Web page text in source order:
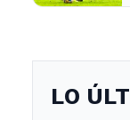
LO